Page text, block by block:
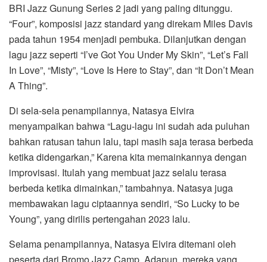
BRI Jazz Gunung Series 2 jadi yang paling ditunggu.
“Four”, komposisi jazz standard yang direkam Miles Davis
pada tahun 1954 menjadi pembuka. Dilanjutkan dengan
lagu jazz seperti “I’ve Got You Under My Skin”, “Let’s Fall
In Love”, “Misty”, “Love Is Here to Stay”, dan “It Don’t Mean
A Thing”.
Di sela-sela penampilannya, Natasya Elvira
menyampaikan bahwa “Lagu-lagu ini sudah ada puluhan
bahkan ratusan tahun lalu, tapi masih saja terasa berbeda
ketika didengarkan,” Karena kita memainkannya dengan
improvisasi. Itulah yang membuat jazz selalu terasa
berbeda ketika dimainkan,” tambahnya. Natasya juga
membawakan lagu ciptaannya sendiri, “So Lucky to be
Young”, yang dirilis pertengahan 2023 lalu.
Selama penampilannya, Natasya Elvira ditemani oleh
peserta dari Bromo Jazz Camp. Adapun, mereka yang